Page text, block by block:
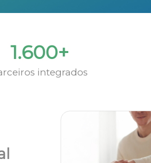
1.600+
integrados